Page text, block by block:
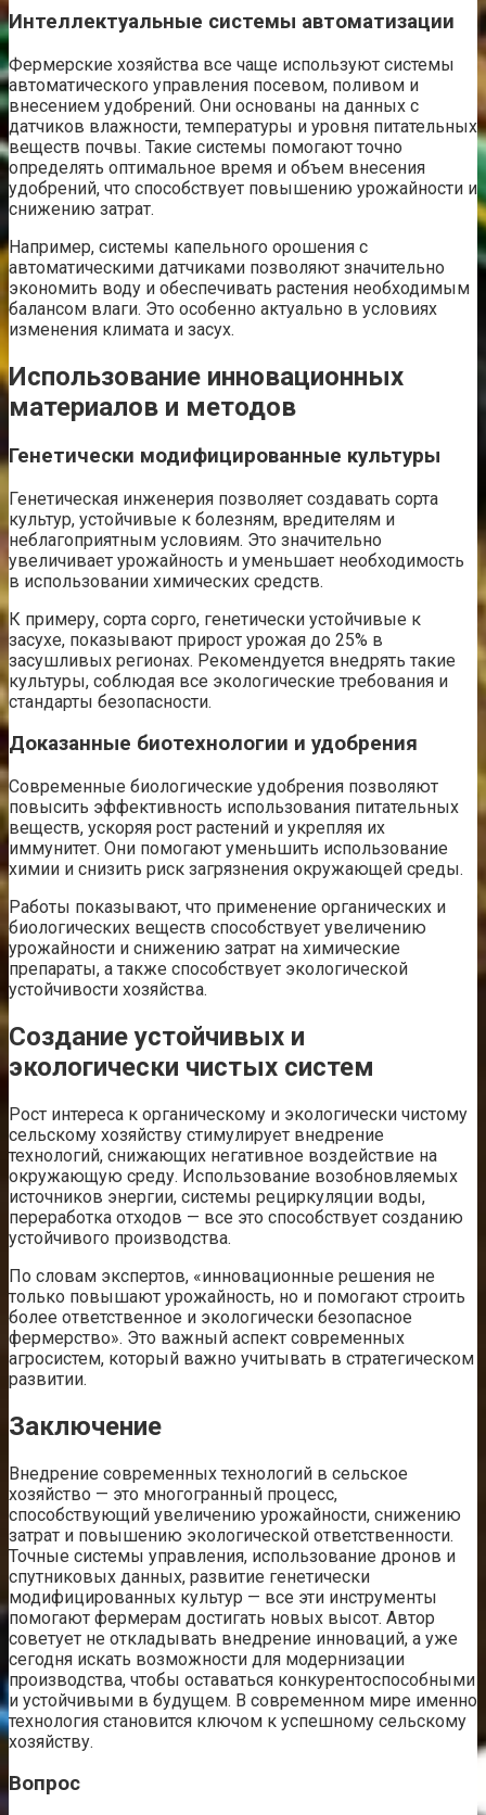
Интеллектуальные системы автоматизации
Фермерские хозяйства все чаще используют системы
автоматического управления посевом, поливом и
внесением удобрений. Они основаны на данных с
датчиков влажности, температуры и уровня питательных
веществ почвы. Такие системы помогают точно
определять оптимальное время и объем внесения
удобрений, что способствует повышению урожайности и
снижению затрат.
Например, системы капельного орошения с
автоматическими датчиками позволяют значительно
экономить воду и обеспечивать растения необходимым
балансом влаги. Это особенно актуально в условиях
изменения климата и засух.
Использование инновационных
материалов и методов
Генетически модифицированные культуры
Генетическая инженерия позволяет создавать сорта
культур, устойчивые к болезням, вредителям и
неблагоприятным условиям. Это значительно
увеличивает урожайность и уменьшает необходимость
в использовании химических средств.
К примеру, сорта сорго, генетически устойчивые к
засухе, показывают прирост урожая до 25% в
засушливых регионах. Рекомендуется внедрять такие
культуры, соблюдая все экологические требования и
стандарты безопасности.
Доказанные биотехнологии и удобрения
Современные биологические удобрения позволяют
повысить эффективность использования питательных
веществ, ускоряя рост растений и укрепляя их
иммунитет. Они помогают уменьшить использование
химии и снизить риск загрязнения окружающей среды.
Работы показывают, что применение органических и
биологических веществ способствует увеличению
урожайности и снижению затрат на химические
препараты, а также способствует экологической
устойчивости хозяйства.
Создание устойчивых и
экологически чистых систем
Рост интереса к органическому и экологически чистому
сельскому хозяйству стимулирует внедрение
технологий, снижающих негативное воздействие на
окружающую среду. Использование возобновляемых
источников энергии, системы рециркуляции воды,
переработка отходов — все это способствует созданию
устойчивого производства.
По словам экспертов, «инновационные решения не
только повышают урожайность, но и помогают строить
более ответственное и экологически безопасное
фермерство». Это важный аспект современных
агросистем, который важно учитывать в стратегическом
развитии.
Заключение
Внедрение современных технологий в сельское
хозяйство — это многогранный процесс,
способствующий увеличению урожайности, снижению
затрат и повышению экологической ответственности.
Точные системы управления, использование дронов и
спутниковых данных, развитие генетически
модифицированных культур — все эти инструменты
помогают фермерам достигать новых высот. Автор
советует не откладывать внедрение инноваций, а уже
сегодня искать возможности для модернизации
производства, чтобы оставаться конкурентоспособными
и устойчивыми в будущем. В современном мире именно
технология становится ключом к успешному сельскому
хозяйству.
Вопрос